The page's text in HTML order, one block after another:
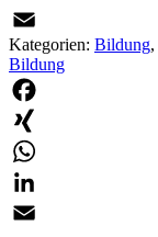
LinkedIn
Email
Kategorien: Bildung,
Bildung
Facebook
XING
WhatsApp
LinkedIn